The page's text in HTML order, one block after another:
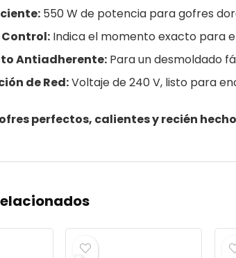
550 W de potencia para gofres
Indica el momento exacto para
Antiadherente: Para un desmoldado
de Red:Voltaje de 240 V, listo para
perfectos, calientes y recién